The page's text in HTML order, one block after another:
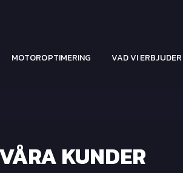
MOTOROPTIMERING VAD VI ERBJUDER
KUNDER